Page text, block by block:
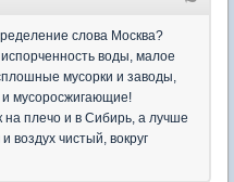
слова Москва?
испорченность воды, малое
мусорки и заводы,
мусоросжигающие!
на плечо и в Сибирь, а лучше
воздух чистый, вокруг